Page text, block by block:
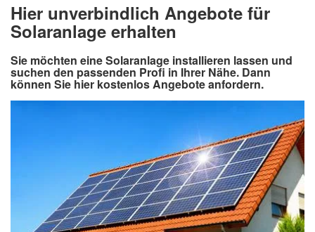
Hier unverbindlich Angebote für
Solaranlage erhalten
Sie möchten eine Solaranlage installieren lassen und
suchen den passenden Profi in Ihrer Nähe. Dann
können Sie hier kostenlos Angebote anfordern.